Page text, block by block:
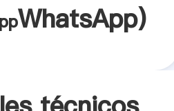
WhatsApp)